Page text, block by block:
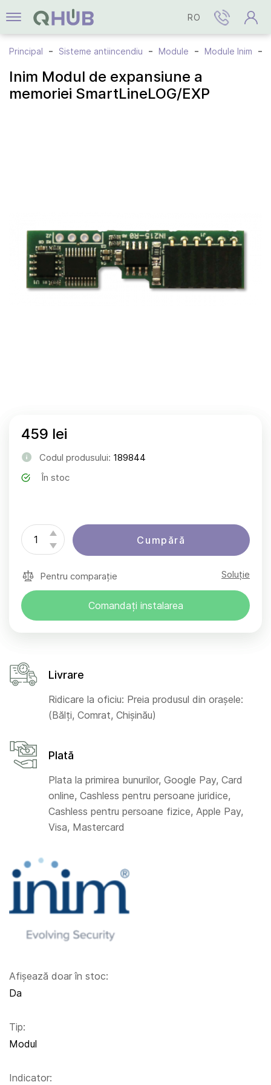
RO
Principal Sisteme antiincendiu Module Module Inim
Inim Modul de expansiune a
memoriei SmartLineLOG/EXP
Afișează doar în stoc:
Da
Tip:
Modul
Indicator:
459 lei
Codul produsului: 189844
În stoc
Cumpără
Pentru comparație Soluție
Comandați instalarea
Livrare
Ridicare la oficiu: Preia produsul din orașele:
(Bălți, Comrat, Chișinău)
Plată
Plata la primirea bunurilor, Google Pay, Card
online, Cashless pentru persoane juridice,
Cashless pentru persoane fizice, Apple Pay,
Visa, Mastercard